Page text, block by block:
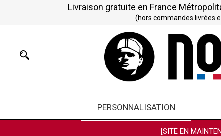
Livraison gratuite en France
(hors commandes livrées
PERSONNALISATION
[SITE EN